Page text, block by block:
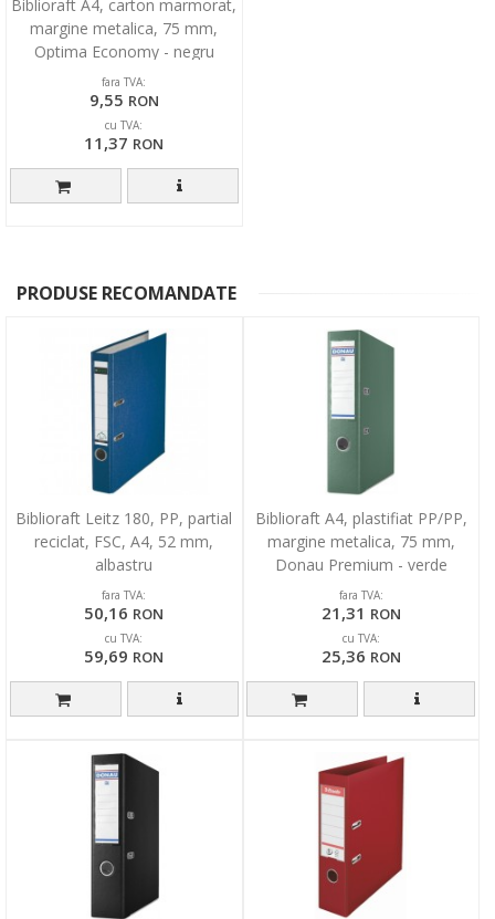
Biblioraft A4, carton marmorat,
margine metalica, 75 mm,
Optima Economy - negru
fara TVA:
9,55 RON
cu TVA:
11,37 RON
PRODUSE RECOMANDATE
Biblioraft Leitz 180, PP, partial
reciclat, FSC, A4, 52 mm,
albastru
fara TVA:
50,16 RON
cu TVA:
59,69 RON
Biblioraft A4, plastifiat PP/PP,
margine metalica, 75 mm,
Donau Premium - verde
fara TVA:
21,31 RON
cu TVA:
25,36 RON